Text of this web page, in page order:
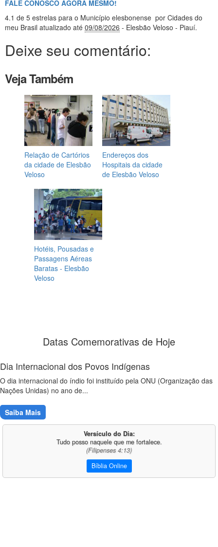
FALE CONOSCO AGORA MESMO!
4.1 de 5 estrelas para o Município elesbonense por Cidades do
meu Brasil atualizado até 09/08/2026 - Elesbão Veloso - Piauí.
Deixe seu comentário:
Veja Também
Relação de Cartórios
da cidade de Elesbão
Veloso
Endereços dos
Hospitais da cidade
de Elesbão Veloso
Hotéis, Pousadas e
Passagens Aéreas
Baratas - Elesbão
Veloso
Datas Comemorativas de Hoje
Dia Internacional dos Povos Indígenas
O dia internacional do índio foi instituído pela ONU (Organização das
Nações Unidas) no ano de...
Saiba Mais
Versículo do Dia:
Tudo posso naquele que me fortalece.
(Filipenses 4:13)
Bíblia Online